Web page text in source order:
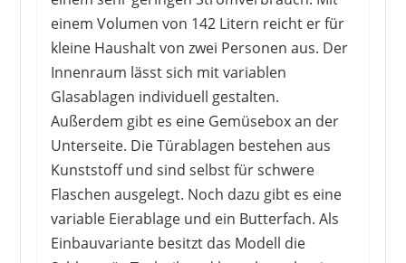
einem Volumen von 142 Litern reicht er für
kleine Haushalt von zwei Personen aus. Der
Innenraum lässt sich mit variablen
Glasablagen individuell gestalten.
Außerdem gibt es eine Gemüsebox an der
Unterseite. Die Türablagen bestehen aus
Kunststoff und sind selbst für schwere
Flaschen ausgelegt. Noch dazu gibt es eine
variable Eierablage und ein Butterfach. Als
Einbauvariante besitzt das Modell die